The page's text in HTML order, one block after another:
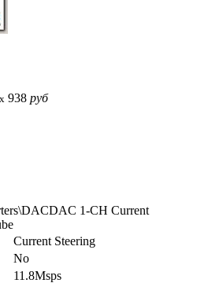
x 938 руб
1-CH Current
Current Steering
No
11.8Msps